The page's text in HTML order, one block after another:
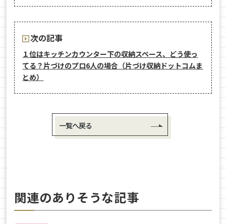
次の記事
１位はキッチンカウンター下の収納スペース、どう使っ
てる？片づけのプロ6人の場合（片づけ収納ドットコムま
とめ）
一覧へ戻る
関連のありそうな記事